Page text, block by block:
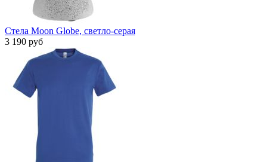
Стела Moon Globe, светло-серая
3 190 руб